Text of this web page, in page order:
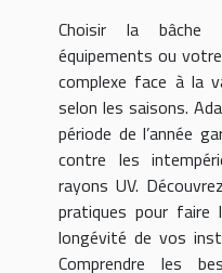
Choisir la bâche
équipements ou
complexe face à la
selon les saisons.
période de l’année
contre les
rayons UV.
pratiques pour faire
longévité de vos
Comprendre les